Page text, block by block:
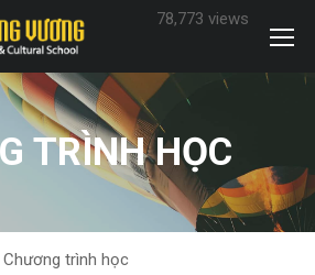
78,773 views
TRÌNH HỌC
Chương trình học